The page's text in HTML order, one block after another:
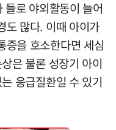
로 야외활동이 늘어
도 많다. 이때 아이가
증을 호소한다면 세심
은 물론 성장기 아이
응급질환일 수 있기